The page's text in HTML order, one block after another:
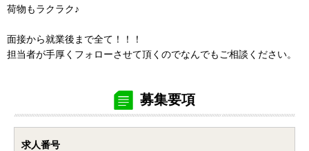
荷物もラクラク♪
面接から就業後まで全て！！！
担当者が手厚くフォローさせて頂くのでなんでもご相談ください。
募集要項
求人番号